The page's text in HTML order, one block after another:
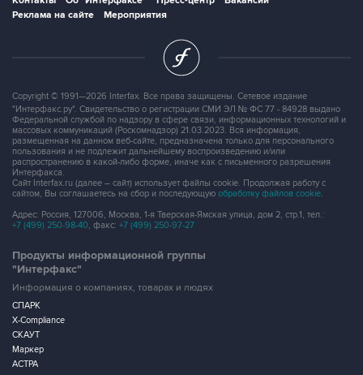
Реклама на сайте
Мероприятия
Copyright © 1991—2026 Interfax. Все права защищены. Сетевое издание
"Интерфакс.ру". Свидетельство о регистрации СМИ ЭЛ № ФС 77 - 84928 выдано
Федеральной службой по надзору в сфере связи, информационных технологий и
массовых коммуникаций (Роскомнадзор) 21.03.2023. Вся информация,
размещенная на данном веб-сайте, предназначена только для персонального
пользования и не подлежит дальнейшему воспроизведению и/или
распространению в какой-либо форме, иначе как с письменного разрешения
Интерфакса.
Сайт Interfax.ru (далее – сайт) использует файлы cookie. Продолжая работу с
сайтом, Вы соглашаетесь на сбор и последующую обработку файлов cookie.
Адрес: Россия, 127006, Москва, 1-я Тверская-Ямская улица, дом 2, стр.1, тел.:
+7 (499) 250-98-40, факс: +7 (499) 250-97-27
Продукты информационной группы
"Интерфакс"
Информация о компаниях, товарах и людях
СПАРК
X-Compliance
СКАУТ
Маркер
АСТРА